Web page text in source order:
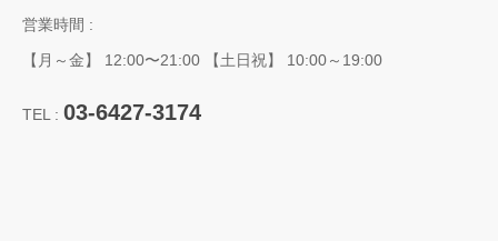
営業時間 :
【月～金】 12:00〜21:00 【土日祝】 10:00～19:00
TEL : 03-6427-3174